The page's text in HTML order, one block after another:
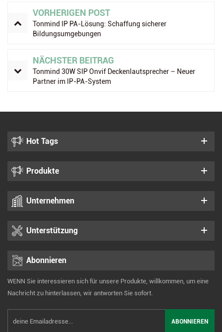
VORHERIGEN POST
Tonmind IP PA-Lösung: Schaffung sicherer
Bildungsumgebungen
NÄCHSTER BEITRAG
Tonmind 30W SIP Onvif Deckenlautsprecher – Neuer
Partner im IP-PA-System
Hot Tags
Produkte
Unternehmen
Unterstützung
Abonnieren
WENN Sie interessieren sich für unsere Produkte, willkommen, um eine
Nachricht zu hinterlassen, wir antworten Sie sofort.